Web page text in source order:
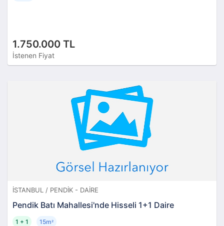
1.750.000 TL
İstenen Fiyat
İSTANBUL / PENDIK - DAIRE
Pendik Batı Mahallesi'nde Hisseli 1+1 Daire
1 + 1 15m²